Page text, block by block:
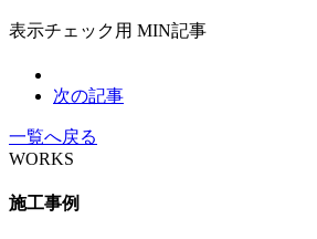
表示チェック用 MIN記事
次の記事
一覧へ戻る
WORKS
施工事例